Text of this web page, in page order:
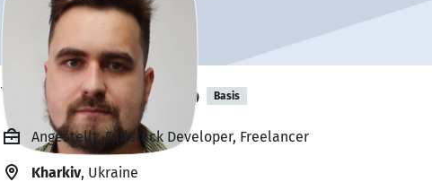
Yevhenii Fesenko Basis
Angestellt, Fullstack Developer, Freelancer
Kharkiv, Ukraine